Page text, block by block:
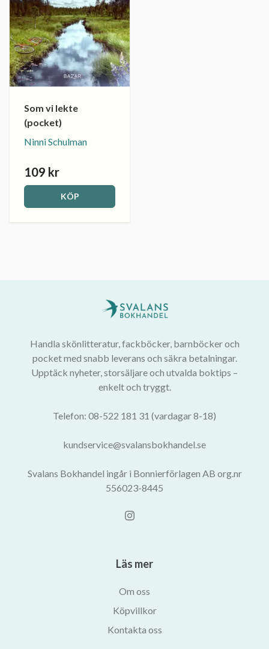
Som vi lekte
(pocket)
Ninni Schulman
109 kr
KÖP
Handla skönlitteratur, fackböcker, barnböcker och
pocket med snabb leverans och säkra betalningar.
Upptäck nyheter, storsäljare och utvalda boktips –
enkelt och tryggt.
Telefon: 08-522 181 31 (vardagar 8-18)
kundservice@svalansbokhandel.se
Svalans Bokhandel ingår i Bonnierförlagen AB org.nr
556023-8445
Läs mer
Om oss
Köpvillkor
Kontakta oss